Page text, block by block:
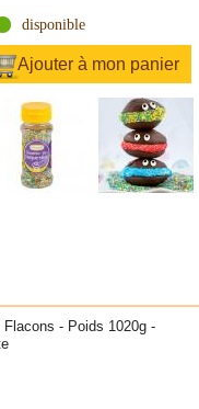
disponible
Ajouter à mon panier
- Poids 1020g -